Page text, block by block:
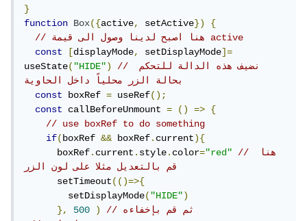
}
function
Box({active, setActive})
{
// هنا اصبح لدينا وصول الى قيمة active
const
[displayMode, setDisplayMode]=
useState("HIDE")
// نضيف هذه الدالة للتحكم
بحالة الزر محلياً داخل الحاوية
const
boxRef = useRef();
const
callBeforeUnmount = () =>
{
// use boxRef to do something
if(boxRef && boxRef.current){
      boxRef
.current.style.color="red"
// هنا
قم بالتعديل مثلا على لون الزر
      setTimeout
(()=>{
        setDisplayMode
("HIDE")
},
500 )
// ثم قم بإخفاءه